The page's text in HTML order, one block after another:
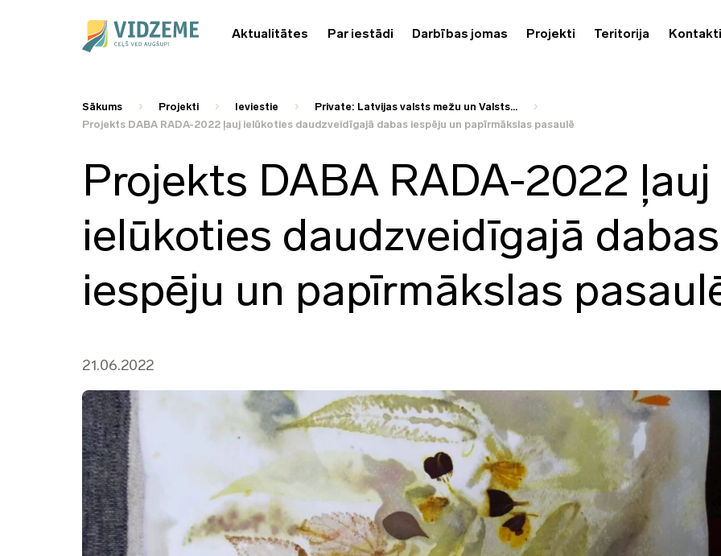
Aktualitātes Par iestādi Darbības jomas Projekti Teritorija Kontakti
Sākums Projekti Ieviestie
Private: Latvijas valsts mežu un Valsts...
Projekts DABA RADA-2022 ļauj ielūkoties daudzveidīgajā dabas iespēju un papīrmākslas pasaulē
Projekts DABA RADA-2022 ļauj
ielūkoties daudzveidīgajā dabas
iespēju un papīrmākslas
21.06.2022